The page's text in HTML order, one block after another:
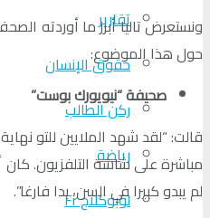
تقارير
حقوق الإنسان
ركن الطالب
رياضة
لوبوكلاج Fr
ونستعرض تاليا أبرز ما أوردته
حول هذا الموضوع:
صحيفة “نيويورك بوست”
قالت: “لقد شهد الملايين للتو
مباشرة على شاشة التلفزيون. كان
لم يبدو كبيرا في السن، بدا فارغا”.